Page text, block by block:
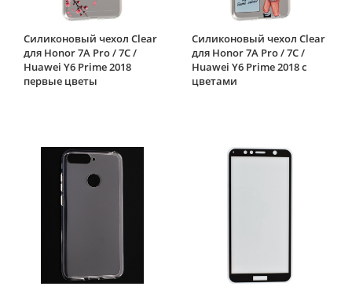
Силиконовый чехол Clear
для Honor 7A Pro / 7C /
Huawei Y6 Prime 2018
первые цветы
Силиконовый чехол Clear
для Honor 7A Pro / 7C /
Huawei Y6 Prime 2018 с
цветами